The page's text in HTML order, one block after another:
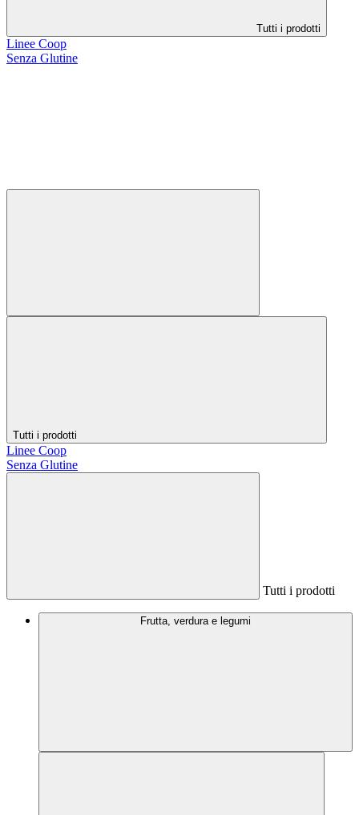
Tutti i prodotti
Linee Coop
Senza Glutine
Tutti i prodotti
Linee Coop
Senza Glutine
Tutti i prodotti
Frutta, verdura e legumi